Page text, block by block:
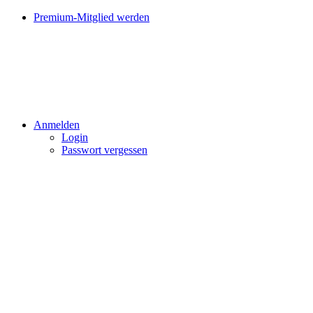
Premium-Mitglied werden
Anmelden
Login
Passwort vergessen